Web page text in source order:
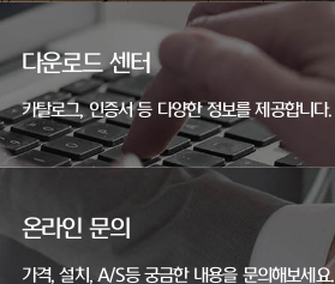
다운로드 센터
카탈로그, 인증서 등 다양한 정보를 제공합니다.
온라인 문의
가격, 설치, A/S등 궁금한 내용을 문의해보세요.